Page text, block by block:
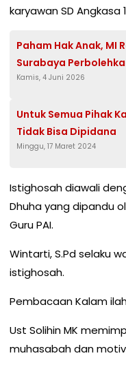
karyawan SD Angkasa
Paham Hak Anak, MI
Surabaya
SPP Ikut Ujian
Kamis, 4 Juni 2026
Untuk Semua Pihak
Tidak Bisa Dipidana
Minggu, 17 Maret 2024
Istighosah diawali
Dhuha yang dipandu
Guru PAI.
Wintarti, S.Pd selaku
istighosah.
Pembacaan Kalam
Ust Solihin MK
muhasabah dan